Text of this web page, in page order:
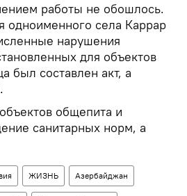
работы не обошлось.
села Каррар
нарушения
для объектов
был составлен акт, а
общепита и
санитарных норм, а
ЖИЗНЬ Азербайджан